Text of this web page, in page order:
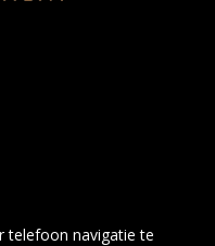
telefoon navigatie te